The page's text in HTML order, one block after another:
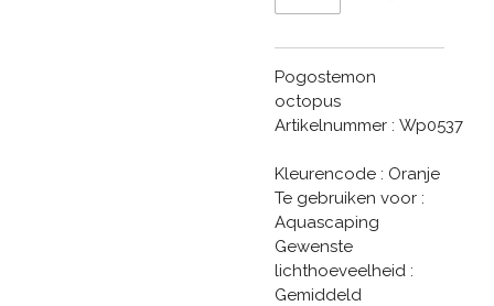
Pogostemon
octopus
Artikelnummer : Wp0537
Kleurencode : Oranje
Te gebruiken voor :
Aquascaping
Gewenste
lichthoeveelheid :
Gemiddeld